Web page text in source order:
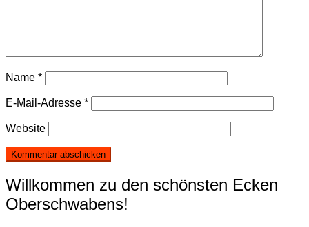
Name *
E-Mail-Adresse *
Website
Willkommen zu den schönsten Ecken
Oberschwabens!